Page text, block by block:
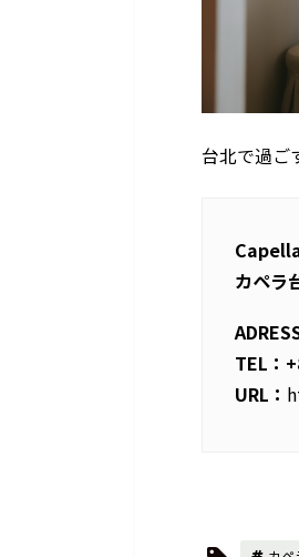
台北で過ご
カペラ
TEL：
URL：